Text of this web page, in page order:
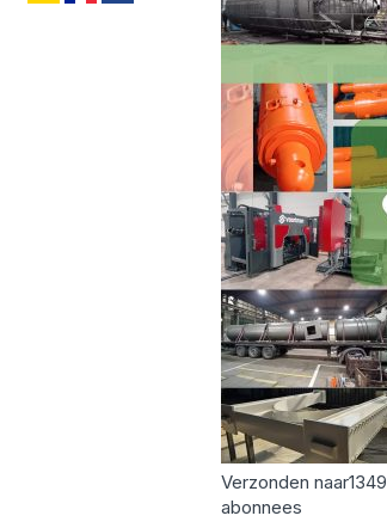
Verzonden naar1349
abonnees